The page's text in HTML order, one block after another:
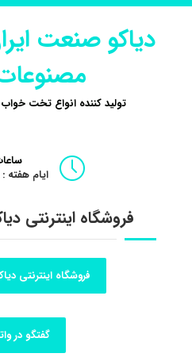
دیاکو صنعت
تولید کننده انواع تخت
ایام هفته : 8:00 -
فروشگاه اینترنتی
فروشگاه اینترنتی
گفتگو در